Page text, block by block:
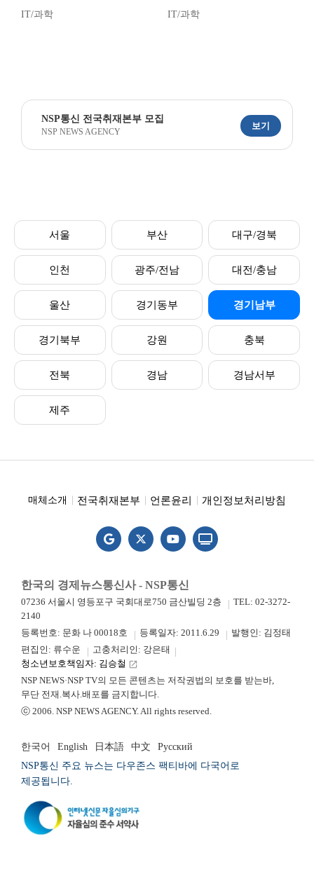
IT/과학 IT/과학
NSP통신 전국취재본부 모집
NSP NEWS AGENCY
보기
서울 부산 대구/경북
인천 광주/전남 대전/충남
울산 경기동부 경기남부
경기북부 강원 충북
전북 경남 경남서부
제주
매체소개 전국취재본부 언론윤리 개인정보처리방침
한국의 경제뉴스통신사 - NSP통신
07236 서울시 영등포구 국회대로750 금산빌딩 2층
TEL: 02-3272-
2140
등록번호: 문화 나 00018호
등록일자: 2011.6.29
발행인: 김정태
편집인: 류수운
고충처리인: 강은태
청소년보호책임자: 김승철 launch
NSP NEWS·NSP TV의 모든 콘텐츠는 저작권법의 보호를 받는바,
무단 전재.복사.배포를 금지합니다.
ⓒ 2006. NSP NEWS AGENCY. All rights reserved.
한국어 English 日本語 中文
Русский
NSP통신 주요 뉴스는 다우존스 팩티바에 다국어로
제공됩니다.